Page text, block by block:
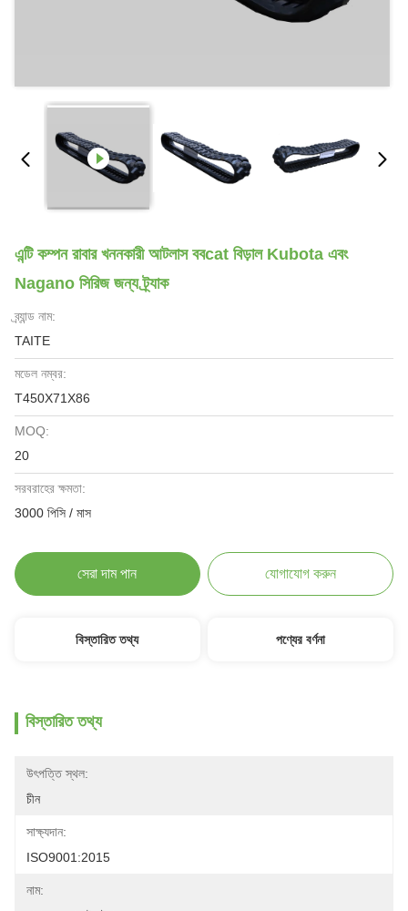
এন্টি কম্পন রাবার খননকারী আটলাস ববcat বিড়াল Kubota এবং
Nagano সিরিজ জন্য ট্র্যাক
ব্র্যান্ড নাম:
TAITE
মডেল নম্বর:
T450X71X86
MOQ:
20
সরবরাহের ক্ষমতা:
3000 পিসি / মাস
সেরা দাম পান যোগাযোগ করুন
বিস্তারিত তথ্য পণ্যের বর্ণনা
বিস্তারিত তথ্য
উৎপত্তি স্থল:
চীন
সাক্ষ্যদান:
ISO9001:2015
নাম: